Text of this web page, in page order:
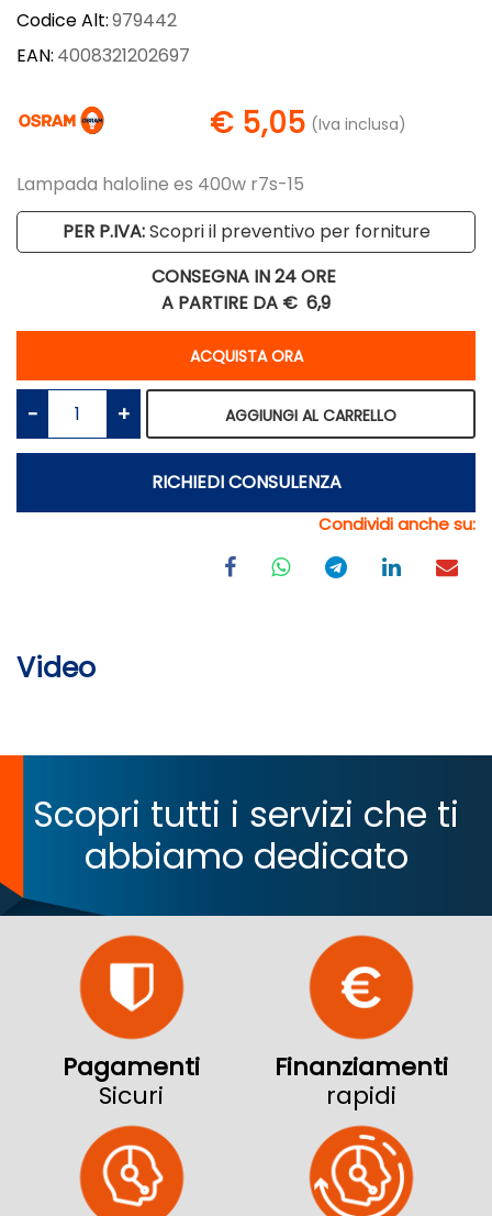
Codice Alt:979442
EAN: 4008321202697
€ 5,05 (Iva inclusa)
Lampada haloline es 400w r7s-15
PER P.IVA:Scopri il preventivo per forniture
CONSEGNA IN 24 ORE
A PARTIRE DA € 6,9
ACQUISTA ORA
Quantità
AGGIUNGI AL CARRELLO
RICHIEDI CONSULENZA
Condividi anche su:
Video
Scopri tutti i servizi che ti
abbiamo dedicato
Pagamenti
Sicuri
Finanziamenti
rapidi